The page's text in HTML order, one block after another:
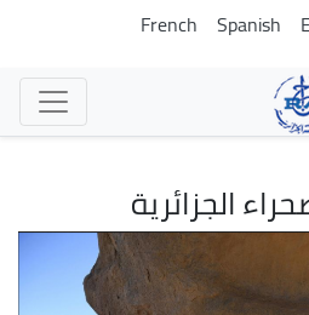
تجاوز
Spanish
French
الجزائرية